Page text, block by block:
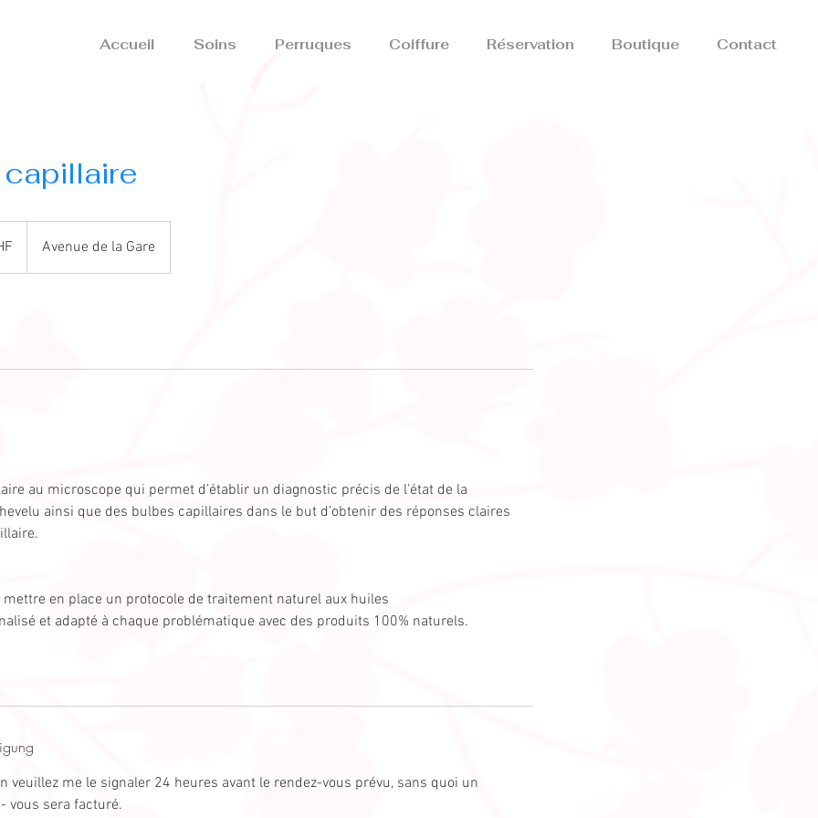
Accueil Soins Perruques Coiffure Réservation Boutique Contact
Avenue de la Gare
au microscope qui permet d’établir un diagnostic précis de l’état de la
ainsi que des bulbes capillaires dans le but d’obtenir des réponses claires
mettre en place un protocole de traitement naturel aux huiles
et adapté à chaque problématique avec des produits 100% naturels.
veuillez me le signaler 24 heures avant le rendez-vous prévu, sans quoi un
vous sera facturé.